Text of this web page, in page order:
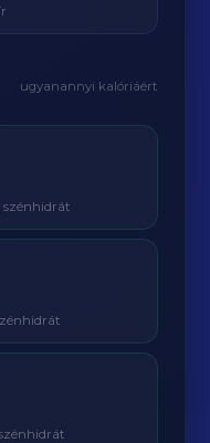
ugyanannyi kalóriáért
szénhidrát